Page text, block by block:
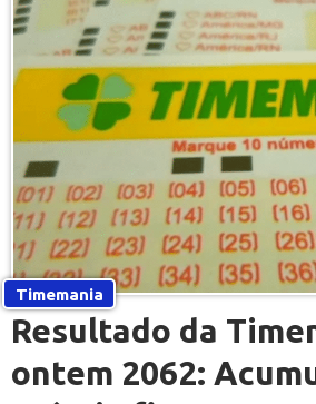
Timemania
Resultado da
ontem 2062: